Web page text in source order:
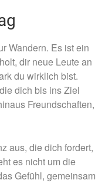
Wandern. Es ist ein
dir neue Leute an
du wirklich bist.
dich bis ins Ziel
Freundschaften,
aus, die dich fordert,
es nicht um die
Gefühl, gemeinsam